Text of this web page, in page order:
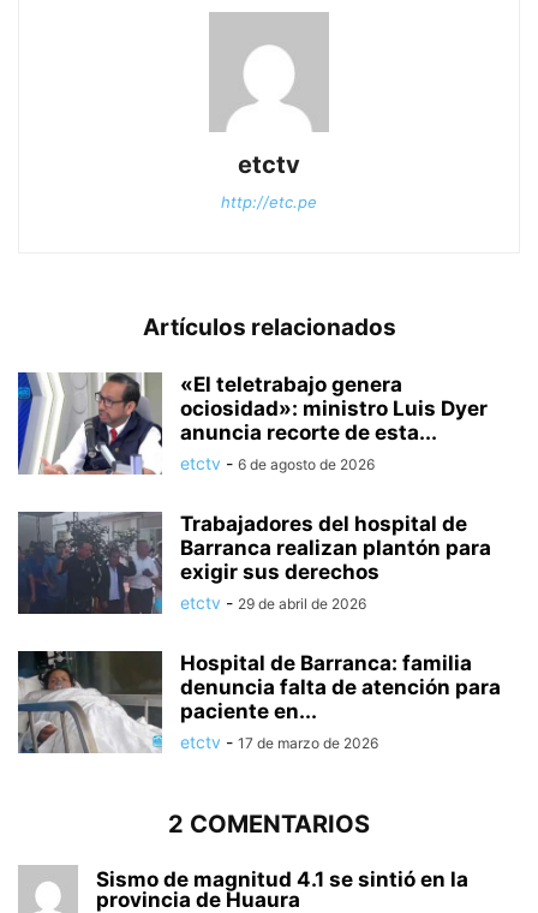
etctv
http://etc.pe
Artículos relacionados
«El teletrabajo genera
ociosidad»: ministro Luis Dyer
anuncia recorte de esta...
etctv - 6 de agosto de 2026
Trabajadores del hospital de
Barranca realizan plantón para
exigir sus derechos
etctv - 29 de abril de 2026
Hospital de Barranca: familia
denuncia falta de atención para
paciente en...
etctv - 17 de marzo de 2026
2 COMENTARIOS
Sismo de magnitud 4.1 se sintió en la
provincia de Huaura